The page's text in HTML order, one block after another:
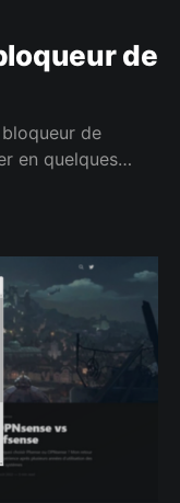
de
de
en quelques